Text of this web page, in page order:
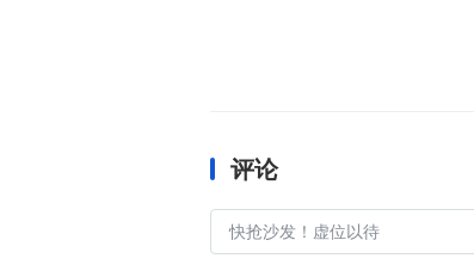
评论